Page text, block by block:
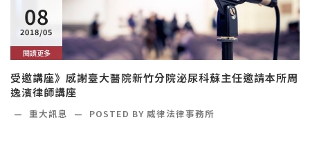
08
2018/05
閱讀更多
受邀講座》感謝臺大醫院新竹分院泌尿科蘇主任邀請本所周
逸濱律師講座
— 重大訊息 — POSTED BY 威律法律事務所